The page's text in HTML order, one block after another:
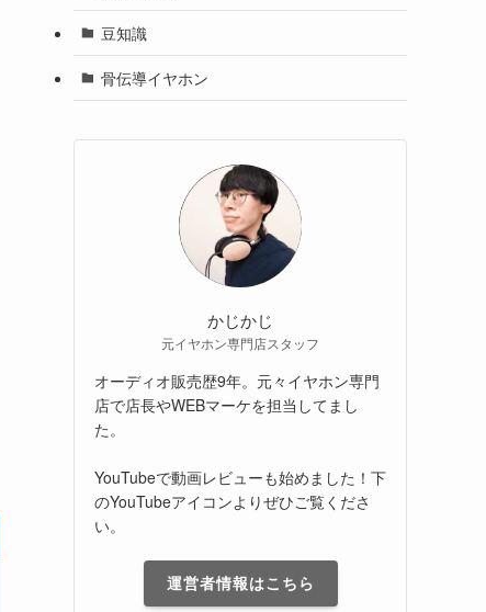
豆知識
骨伝導イヤホン
かじかじ
元イヤホン専門店スタッフ
オーディオ販売歴9年。元々イヤホン専門
店で店長やWEBマーケを担当してまし
た。
YouTubeで動画レビューも始めました！下
のYouTubeアイコンよりぜひご覧くださ
い。
運営者情報はこちら